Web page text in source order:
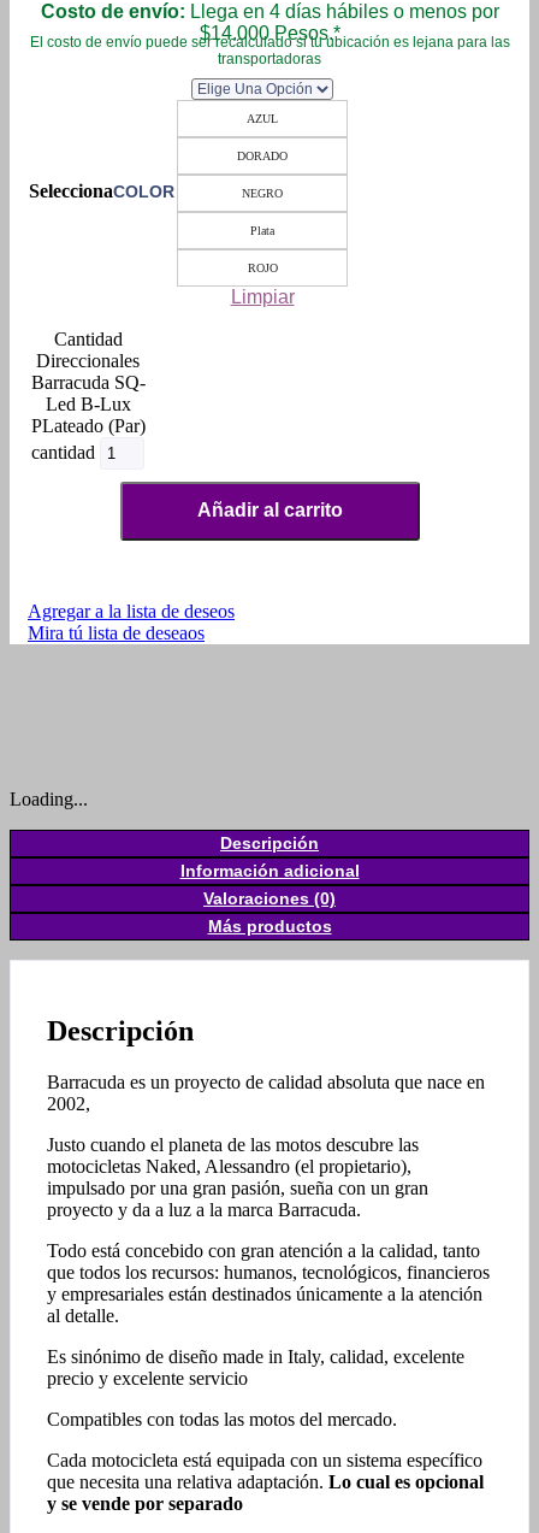
Costo de envío: Llega en 4 días hábiles o menos por
$14.000 Pesos.*
El costo de envío puede ser recalculado si tu ubicación es lejana para las
transportadoras
COLOR
AZUL
DORADO
NEGRO
Plata
ROJO
Limpiar
Direccionales
Barracuda SQ-
Led B-Lux
PLateado (Par)
cantidad
Añadir al carrito
Agregar a la lista de deseos
Mira tú lista de deseaos
Loading...
Descripción
Información adicional
Valoraciones (0)
Más productos
Descripción
Barracuda es un proyecto de calidad absoluta que nace en
2002,
Justo cuando el planeta de las motos descubre las
motocicletas Naked, Alessandro (el propietario),
impulsado por una gran pasión, sueña con un gran
proyecto y da a luz a la marca Barracuda.
Todo está concebido con gran atención a la calidad, tanto
que todos los recursos: humanos, tecnológicos, financieros
y empresariales están destinados únicamente a la atención
al detalle.
Es sinónimo de diseño made in Italy, calidad, excelente
precio y excelente servicio
Compatibles con todas las motos del mercado.
Cada motocicleta está equipada con un sistema específico
que necesita una relativa adaptación. Lo cual es opcional
y se vende por separado